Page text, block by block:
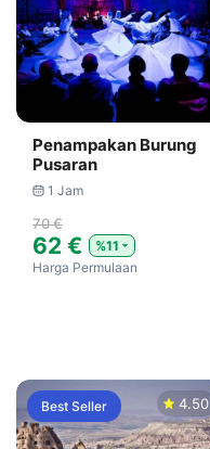
Penampakan Burung
Pusaran
1 Jam
70 €
62 €
%11
Harga Permulaan
Best Seller 4.50